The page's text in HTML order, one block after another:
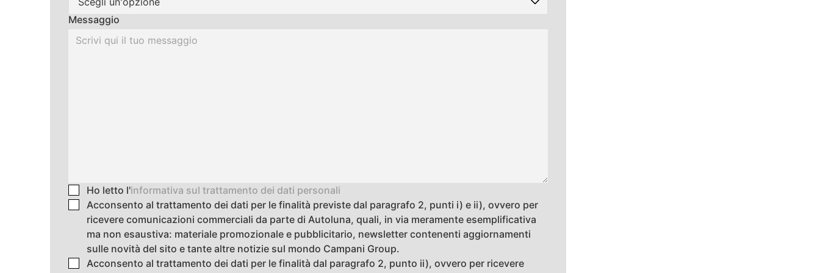
Messaggio
Ho letto l'informativa sul trattamento dei dati personali
Acconsento al trattamento dei dati per le finalità previste dal paragrafo 2, punti i) e ii), ovvero per
ricevere comunicazioni commerciali da parte di Autoluna, quali, in via meramente esemplificativa
ma non esaustiva: materiale promozionale e pubblicitario, newsletter contenenti aggiornamenti
sulle novità del sito e tante altre notizie sul mondo Campani Group.
Acconsento al trattamento dei dati per le finalità dal paragrafo 2, punto ii), ovvero per ricevere